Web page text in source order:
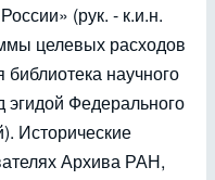
(рук. - к.и.н.
целевых расходов
научного
эгидой Федерального
Исторические
Архива РАН,